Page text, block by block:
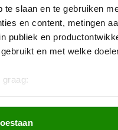
te slaan en te gebruiken
en content, metingen
publiek en
en met welke
kan zijn
door het actief te scannen
wat